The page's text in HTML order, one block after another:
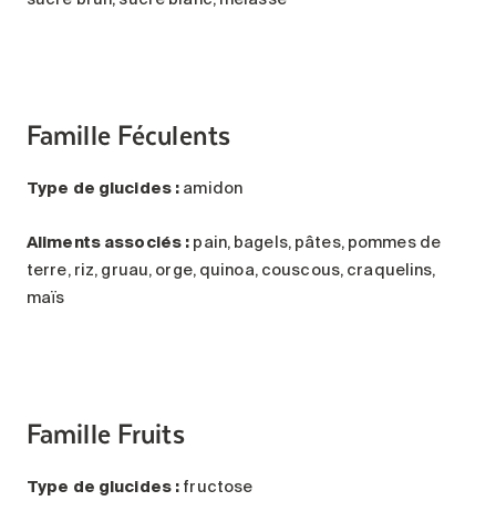
Famille Féculents
Type de glucides : amidon
Aliments associés : pain, bagels, pâtes, pommes de
terre, riz, gruau, orge, quinoa, couscous, craquelins,
maïs
Famille Fruits
Type de glucides : fructose